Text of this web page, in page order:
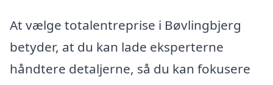
At vælge totalentreprise i Bøvlingbjerg
betyder, at du kan lade eksperterne
håndtere detaljerne, så du kan fokusere